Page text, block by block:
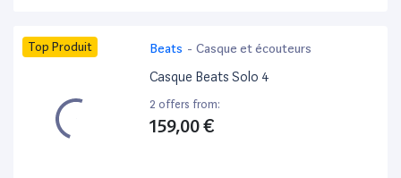
Top Produit Beats - Casque et écouteurs
Casque Beats Solo 4
2 offers from:
159,00 €